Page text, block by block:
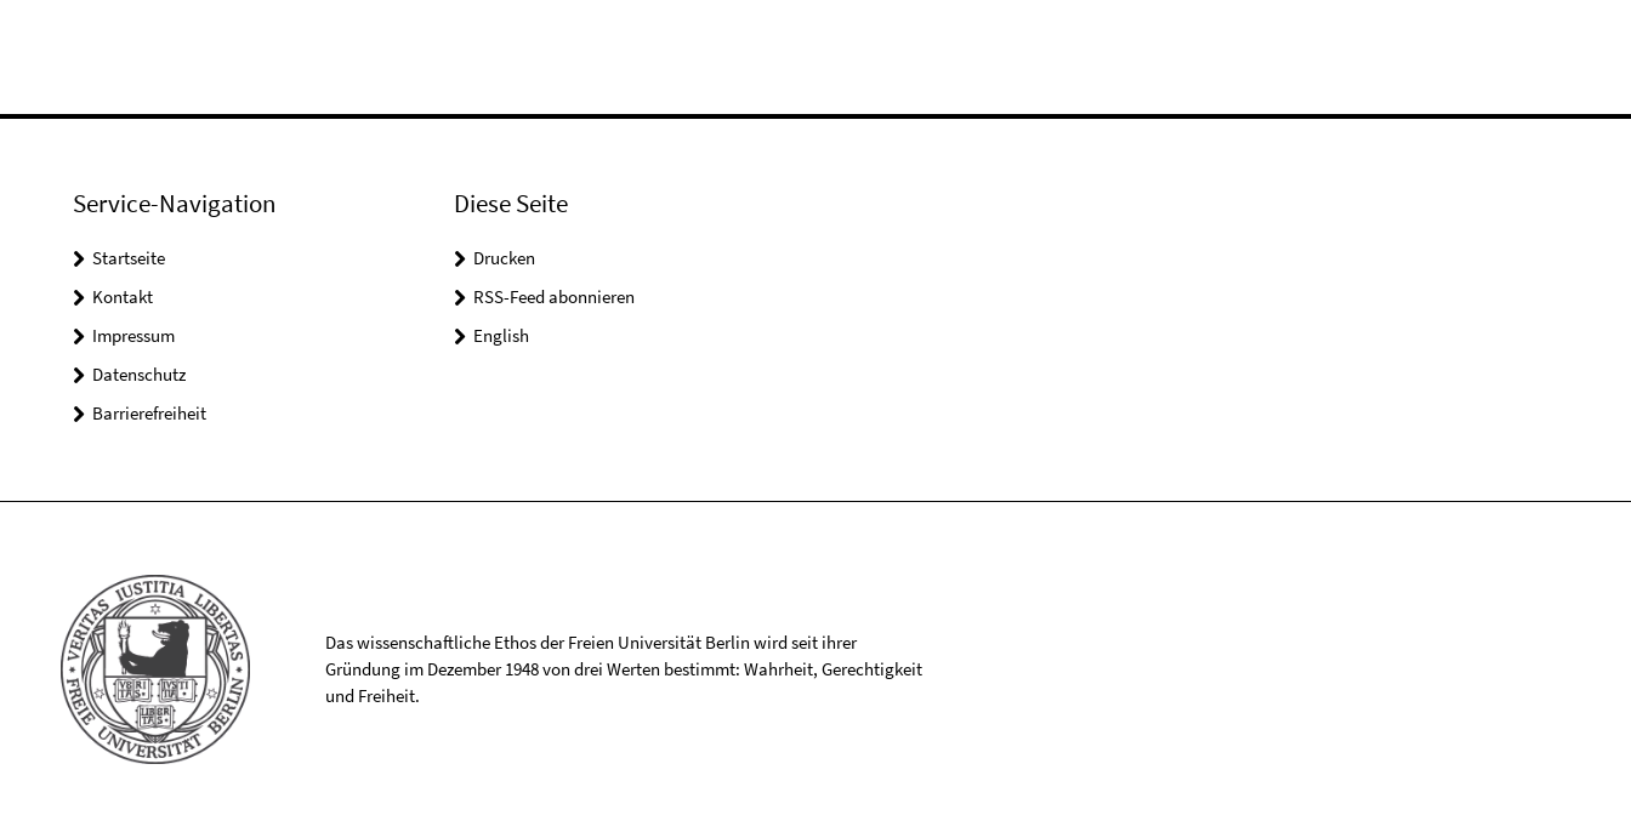
Service-Navigation
Startseite
Kontakt
Impressum
Datenschutz
Barrierefreiheit
Diese Seite
Drucken
RSS-Feed abonnieren
English
Das wissenschaftliche Ethos der Freien Universität Berlin wird seit ihrer
Gründung im Dezember 1948 von drei Werten bestimmt: Wahrheit, Gerechtigkeit
und Freiheit.